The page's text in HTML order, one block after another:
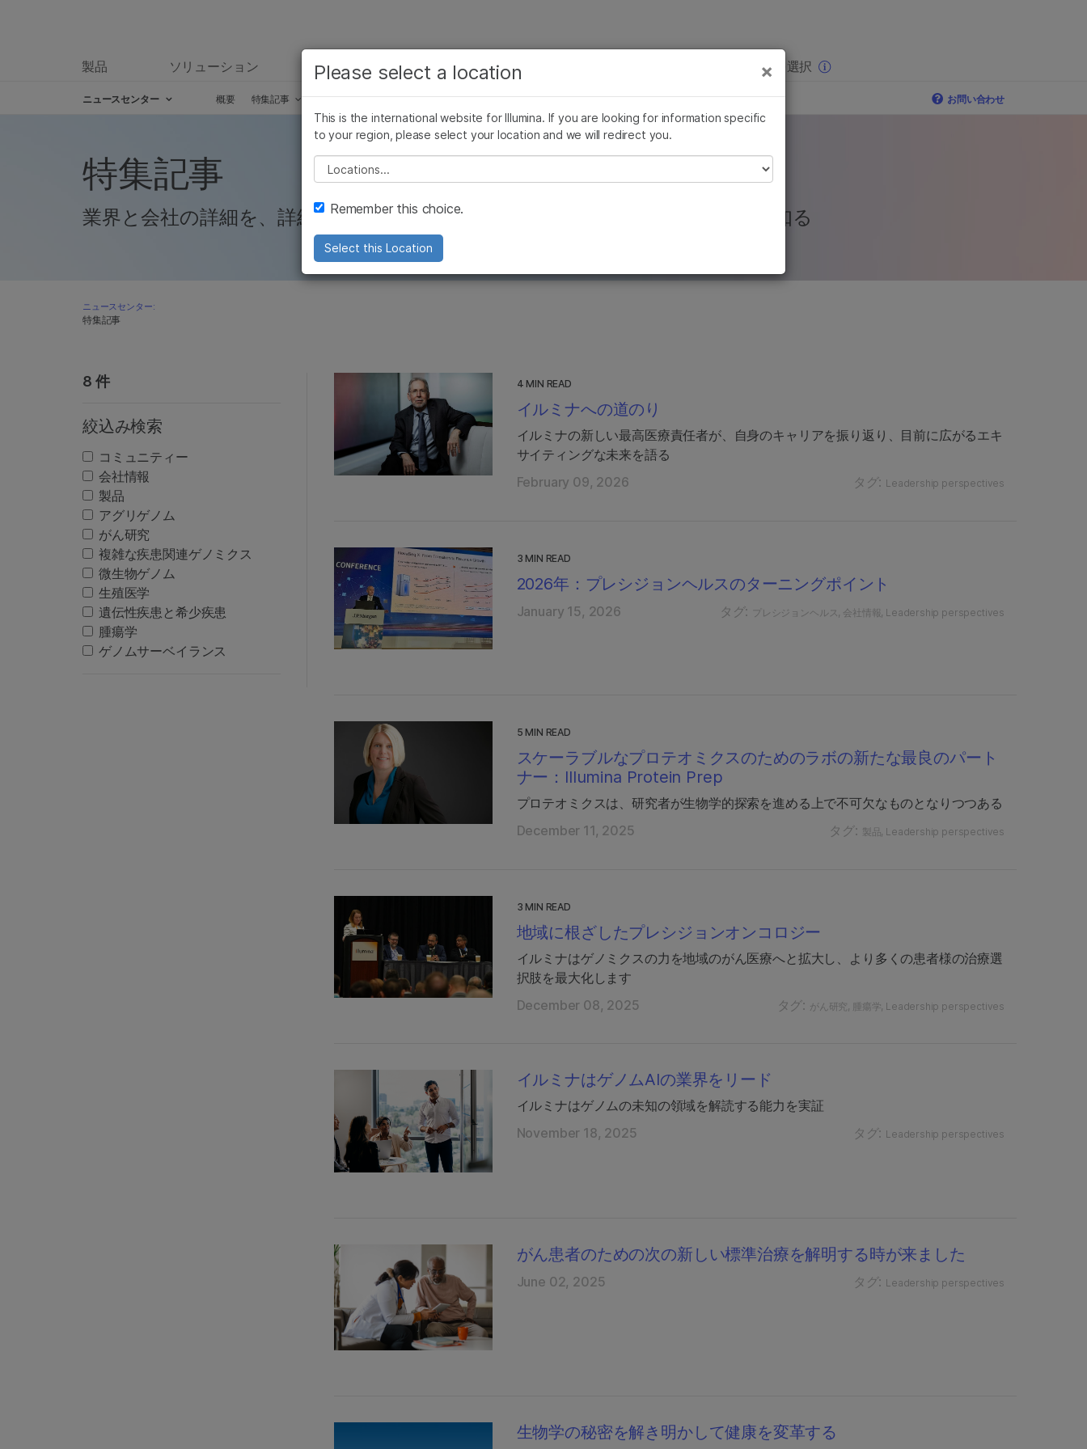
製品 ソリューション ラーニング 企業情報 お気に入りの分野を選択
ニュースセンター 概要 特集記事 プレスリリース イメージ & マルチメディア SomaLogicとイルミナの統合 お問い合わせ
特集記事
特集記事
業界と会社の詳細を、詳細かつオリジナルなニュース、インタビュー、分析で知る
ニュースセンター:
8 件
絞込み検索
コミュニティー
会社情報
製品
アグリゲノム
がん研究
複雑な疾患関連ゲノミクス
微生物ゲノム
生殖医学
遺伝性疾患と希少疾患
腫瘍学
ゲノムサーベイランス
4 MIN READ
イルミナへの道のり
イルミナの新しい最高医療責任者が、自身のキャリアを振り返り、目前に広がるエキ
サイティングな未来を語る
February 09, 2026
タグ: Leadership perspectives
3 MIN READ
2026年：プレシジョンヘルスのターニングポイント
January 15, 2026 タグ: プレシジョンヘルス 会社情報 Leadership perspectives
5 MIN READ
スケーラブルなプロテオミクスのためのラボの新たな最良のパート
ナー：Illumina Protein Prep
プロテオミクスは、研究者が生物学的探索を進める上で不可欠なものとなりつつある
December 11, 2025
タグ: 製品 Leadership perspectives
3 MIN READ
地域に根ざしたプレシジョンオンコロジー
イルミナはゲノミクスの力を地域のがん医療へと拡大し、より多くの患者様の治療選
択肢を最大化します
December 08, 2025
タグ: がん研究 腫瘍学 Leadership perspectives
イルミナはゲノムAIの業界をリード
イルミナはゲノムの未知の領域を解読する能力を実証
November 18, 2025
タグ: Leadership perspectives
がん患者のための次の新しい標準治療を解明する時が来ました
June 02, 2025 タグ: Leadership perspectives
生物学の秘密を解き明かして健康を変革する
×
Please select a location
This is the international website for Illumina. If you are looking for information specific
to your region, please select your location and we will redirect you.
Please select a location
Remember this choice.
Select this Location
お気に入りの分野を選択すると、関連性の高いコンテン
ツへのリンクが表示されます:
×
微生物研究
農学研究
複雑な疾患
生殖医学
遺伝性および希少疾患研究